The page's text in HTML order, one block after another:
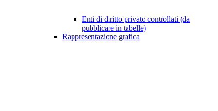
Enti di diritto privato controllati (da
pubblicare in tabelle)
Rappresentazione grafica